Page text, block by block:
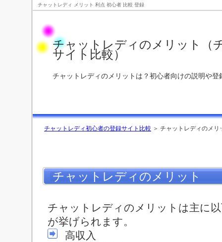
チャットレディ メリット 利点 初心者 比較 登録
チャットレディのメリット（
サイト比較）
チャットレディのメリットは？初心者向けの説明や
チャットレディ初心者の登録サイト比較 ＞ チャットレディのメリ
チャットレディのメリット
チャットレディのメリットは主に
が挙げられます。
高収入